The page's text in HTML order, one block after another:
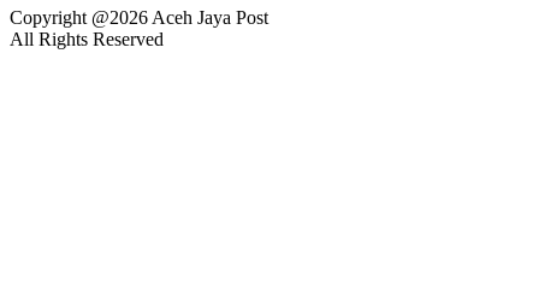
Copyright @2026 Aceh Jaya Post
All Rights Reserved